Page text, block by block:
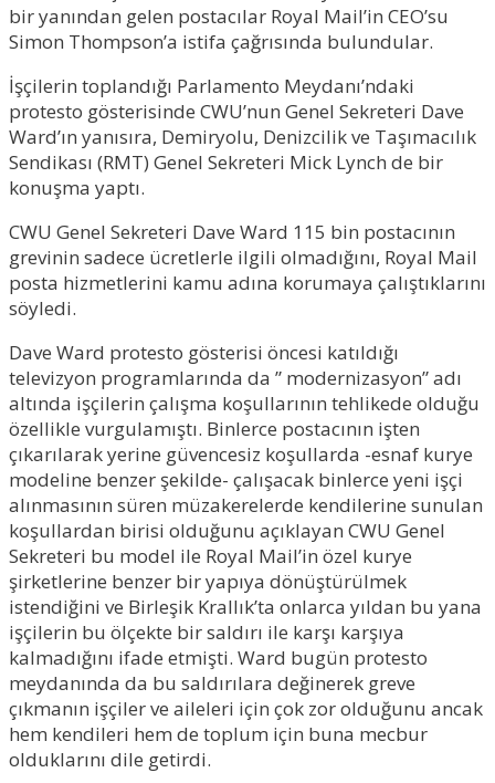
bir yanından gelen postacılar Royal Mail’in CEO’su
Simon Thompson’a istifa çağrısında bulundular.
İşçilerin toplandığı Parlamento Meydanı’ndaki
protesto gösterisinde CWU’nun Genel Sekreteri Dave
Ward’ın yanısıra, Demiryolu, Denizcilik ve Taşımacılık
Sendikası (RMT) Genel Sekreteri Mick Lynch de bir
konuşma yaptı.
CWU Genel Sekreteri Dave Ward 115 bin postacının
grevinin sadece ücretlerle ilgili olmadığını, Royal Mail
posta hizmetlerini kamu adına korumaya çalıştıklarını
söyledi.
Dave Ward protesto gösterisi öncesi katıldığı
televizyon programlarında da ” modernizasyon” adı
altında işçilerin çalışma koşullarının tehlikede olduğu
özellikle vurgulamıştı. Binlerce postacının işten
çıkarılarak yerine güvencesiz koşullarda -esnaf kurye
modeline benzer şekilde- çalışacak binlerce yeni işçi
alınmasının süren müzakerelerde kendilerine sunulan
koşullardan birisi olduğunu açıklayan CWU Genel
Sekreteri bu model ile Royal Mail’in özel kurye
şirketlerine benzer bir yapıya dönüştürülmek
istendiğini ve Birleşik Krallık’ta onlarca yıldan bu yana
işçilerin bu ölçekte bir saldırı ile karşı karşıya
kalmadığını ifade etmişti. Ward bugün protesto
meydanında da bu saldırılara değinerek greve
çıkmanın işçiler ve aileleri için çok zor olduğunu ancak
hem kendileri hem de toplum için buna mecbur
olduklarını dile getirdi.